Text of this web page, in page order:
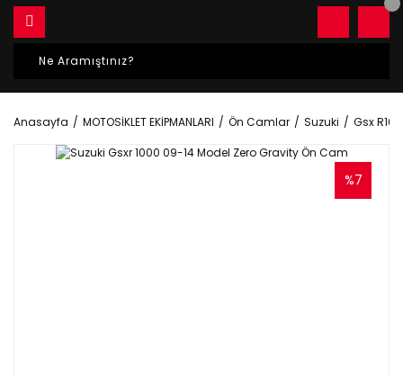
Anasayfa MOTOSİKLET EKİPMANLARI Ön Camlar Suzuki Gsx
%7